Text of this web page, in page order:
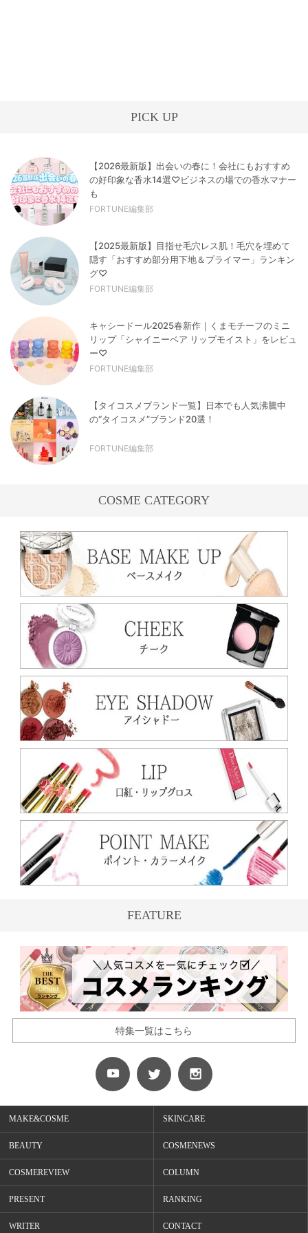
PICK UP
【2026最新版】出会いの春に！会社にもおすすめ
の好印象な香水14選♡ビジネスの場での香水マナー
も
FORTUNE編集部
【2025最新版】目指せ毛穴レス肌！毛穴を埋めて
隠す「おすすめ部分用下地＆プライマー」ランキン
グ♡
FORTUNE編集部
キャシードール2025春新作｜くまモチーフのミニ
リップ「シャイニーベア リップモイスト」をレビュ
ー♡
FORTUNE編集部
【タイコスメブランド一覧】日本でも人気沸騰中
の“タイコスメ”ブランド20選！
FORTUNE編集部
COSME CATEGORY
FEATURE
特集一覧はこちら
MAKE&COSME SKINCARE
BEAUTY COSMENEWS
COSMEREVIEW COLUMN
PRESENT RANKING
WRITER CONTACT